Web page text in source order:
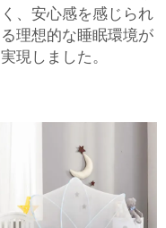
く、安心感を感じられ
る理想的な睡眠環境が
実現しました。